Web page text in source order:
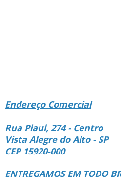
Endereço Comercial
Rua Piaui, 274 - Centro
Vista Alegre do Alto - SP
CEP 15920-000
ENTREGAMOS EM TODO